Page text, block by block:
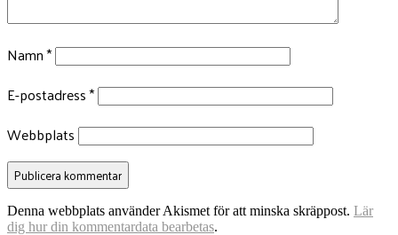
Namn*
E-postadress*
Webbplats
Denna webbplats använder Akismet för att minska skräppost. Lär
dig hur din kommentardata bearbetas.